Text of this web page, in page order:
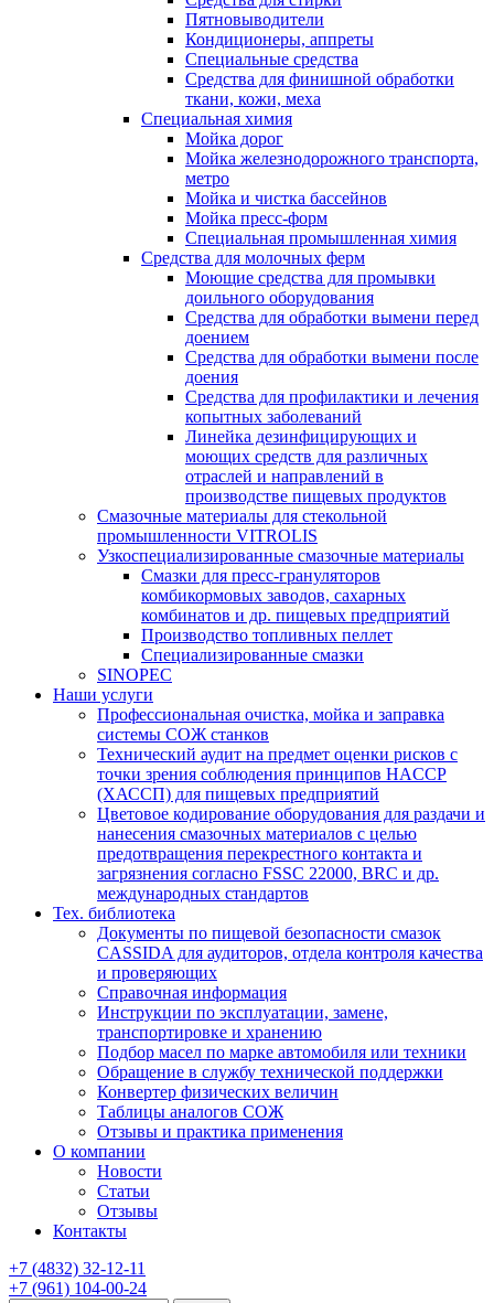
Пятновыводители
Кондиционеры, аппреты
Специальные средства
Средства для финишной обработки
ткани, кожи, меха
Специальная химия
Мойка дорог
Мойка железнодорожного транспорта,
метро
Мойка и чистка бассейнов
Мойка пресс-форм
Специальная промышленная химия
Средства для молочных ферм
Моющие средства для промывки
доильного оборудования
Средства для обработки вымени перед
доением
Средства для обработки вымени после
доения
Средства для профилактики и лечения
копытных заболеваний
Линейка дезинфицирующих и
моющих средств для различных
отраслей и направлений в
производстве пищевых продуктов
Смазочные материалы для стекольной
промышленности VITROLIS
Узкоспециализированные смазочные материалы
Смазки для пресс-грануляторов
комбикормовых заводов, сахарных
комбинатов и др. пищевых предприятий
Производство топливных пеллет
Специализированные смазки
SINOPEC
Наши услуги
Профессиональная очистка, мойка и заправка
системы СОЖ станков
Технический аудит на предмет оценки рисков с
точки зрения соблюдения принципов HACCP
(ХАССП) для пищевых предприятий
Цветовое кодирование оборудования для раздачи и
нанесения смазочных материалов с целью
предотвращения перекрестного контакта и
загрязнения согласно FSSC 22000, BRC и др.
международных стандартов
Тех. библиотека
Документы по пищевой безопасности смазок
CASSIDA для аудиторов, отдела контроля качества
и проверяющих
Справочная информация
Инструкции по эксплуатации, замене,
транспортировке и хранению
Подбор масел по марке автомобиля или техники
Обращение в службу технической поддержки
Конвертер физических величин
Таблицы аналогов СОЖ
Отзывы и практика применения
О компании
Новости
Статьи
Отзывы
Контакты
+7 (4832) 32-12-11
+7 (961) 104-00-24